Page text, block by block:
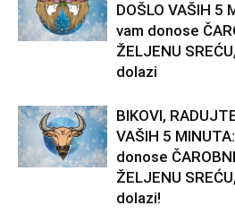
DOŠLO VAŠIH 5
vam donose
ŽELJENU
dolazi
BIKOVI,
VAŠIH 5
donose
ŽELJENU
dolazi!